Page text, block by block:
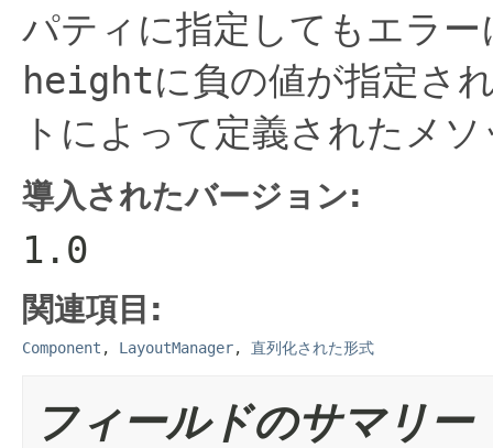
パティに指定してもエラ
heightに負の値が指定さ
トによって定義されたメ
導入されたバージョン:
1.0
関連項目:
Component , LayoutManager, 直列化された形式
フィールドのサマリー